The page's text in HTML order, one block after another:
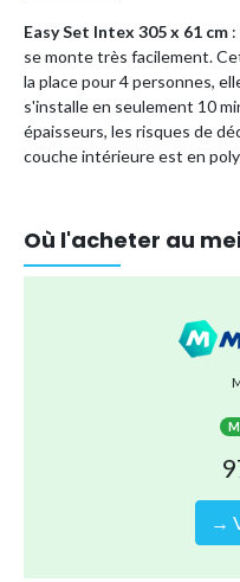
Easy Set Intex 305 x 61 cm
se monte très facilement.
la place pour 4 personnes,
s'installe en seulement 10
épaisseurs, les risques de
couche intérieure est en
Avec cet ensemble, vous
Forme: Ronde
: Bleue
Contenance en litres
: 4
✔ Prête en 10 minutes
✔ Adaptée aux
✔ Intex, une marque
Où l'acheter au
→